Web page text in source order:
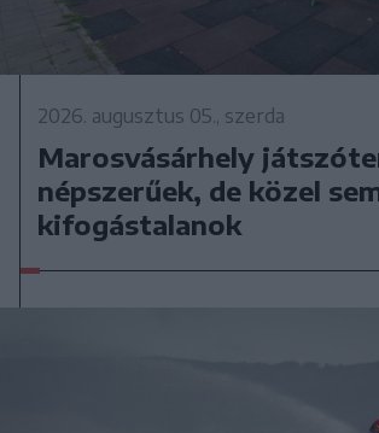
2026. augusztus 05., szerda
Marosvásárhely
népszerűek, de közel
kifogástalanok